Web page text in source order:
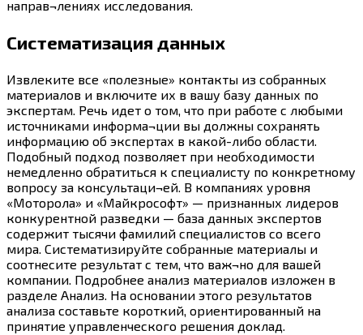
направ¬лениях исследования.
Систематизация данных
Извлеките все «полезные» контакты из собранных
материалов и включите их в вашу базу данных по
экспертам. Речь идет о том, что при работе с любыми
источниками информа¬ции вы должны сохранять
информацию об экспертах в какой-либо области.
Подобный подход позволяет при необходимости
немедленно обратиться к специалисту по конкретному
вопросу за консультаци¬ей. В компаниях уровня
«Моторола» и «Майкрософт» — признанных лидеров
конкурентной разведки — база данных экспертов
содержит тысячи фамилий специалистов со всего
мира. Систематизируйте собранные материалы и
соотнесите результат с тем, что важ¬но для вашей
компании. Подробнее анализ материалов изложен в
разделе Анализ. На основании этого результатов
анализа составьте короткий, ориентированный на
принятие управленческого решения доклад.